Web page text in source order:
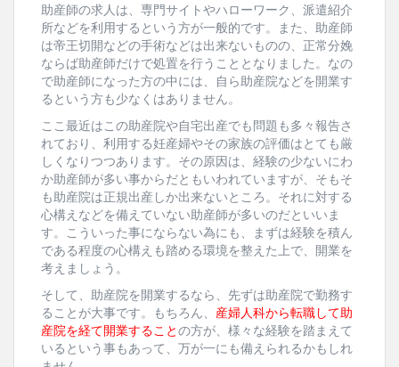
助産師の求人は、専門サイトやハローワーク、派遣紹介
所などを利用するという方が一般的です。また、助産師
は帝王切開などの手術などは出来ないものの、正常分娩
ならば助産師だけで処置を行うこととなりました。なの
で助産師になった方の中には、自ら助産院などを開業す
るという方も少なくはありません。
ここ最近はこの助産院や自宅出産でも問題も多々報告さ
れており、利用する妊産婦やその家族の評価はとても厳
しくなりつつあります。その原因は、経験の少ないにわ
か助産師が多い事からだともいわれていますが、そもそ
も助産院は正規出産しか出来ないところ。それに対する
心構えなどを備えていない助産師が多いのだといいま
す。こういった事にならない為にも、まずは経験を積ん
である程度の心構えも踏める環境を整えた上で、開業を
考えましょう。
そして、助産院を開業するなら、先ずは助産院で勤務す
ることが大事です。もちろん、 産婦人科から転職して助
産院を経て開業することの方が、様々な経験を踏まえて
いるという事もあって、万が一にも備えられるかもしれ